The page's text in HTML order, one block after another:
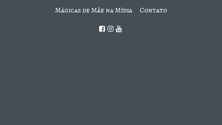
Mágicas de Mãe na Mídia Contato